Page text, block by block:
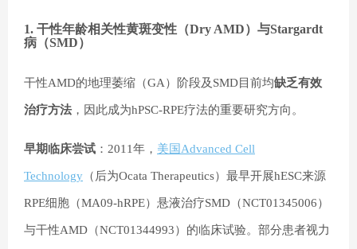
1. 干性年龄相关性黄斑变性（Dry AMD）与Stargardt
病（SMD）
干性AMD的地理萎缩（GA）阶段及SMD目前均缺乏有效
治疗方法 ，因此成为hPSC-RPE疗法的重要研究方向。
早期临床尝试 ：2011年， 美国Advanced Cell
Technology （后为Ocata Therapeutics）最早开展hESC来源
RPE细胞（MA09-hRPE）悬液治疗SMD（NCT01345006）
与干性AMD（NCT01344993）的临床试验。部分患者视力